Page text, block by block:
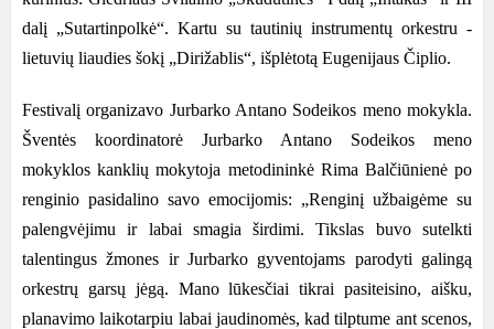
dalį „Sutartinpolkė“. Kartu su tautinių instrumentų orkestru -
lietuvių liaudies šokį „Dirižablis“, išplėtotą Eugenijaus Čiplio.
Festivalį organizavo Jurbarko Antano Sodeikos meno mokykla.
Šventės koordinatorė Jurbarko Antano Sodeikos meno
mokyklos kanklių mokytoja metodininkė Rima Balčiūnienė po
renginio pasidalino savo emocijomis: „Renginį užbaigėme su
palengvėjimu ir labai smagia širdimi. Tikslas buvo sutelkti
talentingus žmones ir Jurbarko gyventojams parodyti galingą
orkestrų garsų jėgą. Mano lūkesčiai tikrai pasiteisino, aišku,
planavimo laikotarpiu labai jaudinomės, kad tilptume ant scenos,